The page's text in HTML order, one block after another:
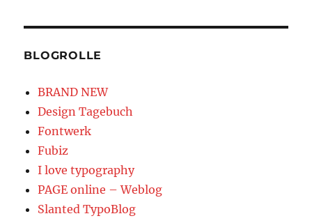
BLOGROLLE
BRAND NEW
Design Tagebuch
Fontwerk
Fubiz
I love typography
PAGE online – Weblog
Slanted TypoBlog